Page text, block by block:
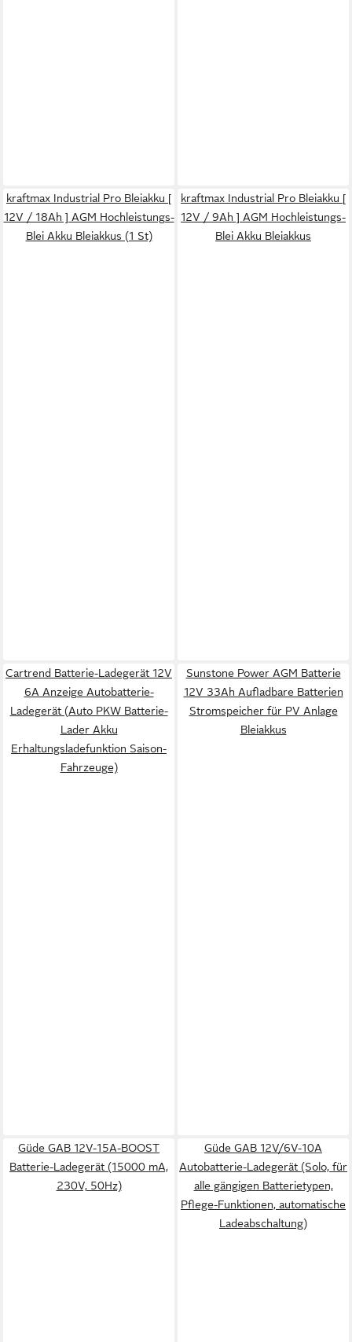
kraftmax Industrial Pro Bleiakku [
12V / 18Ah ] AGM Hochleistungs-
Blei Akku Bleiakkus (1 St)
kraftmax Industrial Pro Bleiakku [
12V / 9Ah ] AGM Hochleistungs-
Blei Akku Bleiakkus
Cartrend Batterie-Ladegerät 12V
6A Anzeige Autobatterie-
Ladegerät (Auto PKW Batterie-
Lader Akku
Erhaltungsladefunktion Saison-
Fahrzeuge)
Sunstone Power AGM Batterie
12V 33Ah Aufladbare Batterien
Stromspeicher für PV Anlage
Bleiakkus
Güde GAB 12V-15A-BOOST
Batterie-Ladegerät (15000 mA,
230V, 50Hz)
Güde GAB 12V/6V-10A
Autobatterie-Ladegerät (Solo, für
alle gängigen Batterietypen,
Pflege-Funktionen, automatische
Ladeabschaltung)